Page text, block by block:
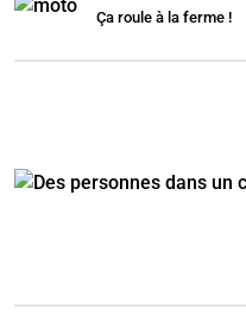
Ça roule à la ferme !